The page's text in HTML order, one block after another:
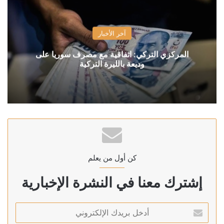
آخر الأخبار
المركزي التركي: اتفاقية مع مصرف سوريا على
وديعة بالليرة التركية
كن أول من يعلم
إشترك معنا في النشرة الإخبارية
بريدك